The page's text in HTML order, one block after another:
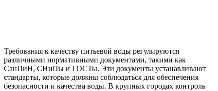
Требования к качеству питьевой воды регулируются
различными нормативными документами, такими как
СанПиН, СНиПы и ГОСТы. Эти документы устанавливают
стандарты, которые должны соблюдаться для обеспечения
безопасности и качества воды. В крупных городах контроль